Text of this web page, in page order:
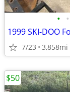
• •
1999 SKI-DOO
7/23 3,858mi
$50